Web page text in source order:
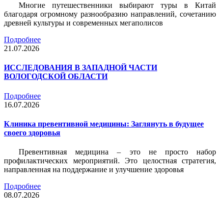
Многие путешественники выбирают туры в Китай
благодаря огромному разнообразию направлений, сочетанию
древней культуры и современных мегаполисов
Подробнее
21.07.2026
ИССЛЕДОВАНИЯ В ЗАПАДНОЙ ЧАСТИ
ВОЛОГОДСКОЙ ОБЛАСТИ
Подробнее
16.07.2026
Клиника превентивной медицины: Заглянуть в будущее
своего здоровья
Превентивная медицина – это не просто набор
профилактических мероприятий. Это целостная стратегия,
направленная на поддержание и улучшение здоровья
Подробнее
08.07.2026